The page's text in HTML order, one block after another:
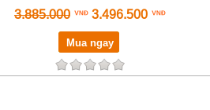
3.885.000 3.496.500
Mua ngay